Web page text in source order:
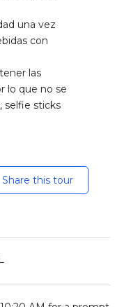
una vez
con
las
lo que no se
selfie sticks
Share this tour